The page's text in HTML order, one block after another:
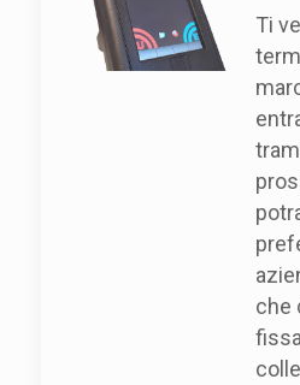
Ti
che